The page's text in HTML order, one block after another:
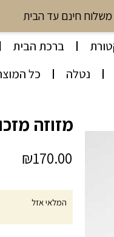
ברכת הבית
נטלה כל
מזוזה
₪170.00
המלאי אזל